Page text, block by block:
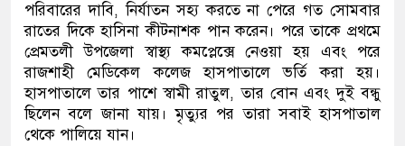
পরিবারের দাবি, নির্যাতন সহ্য করতে না পেরে গত সোমবার
রাতের দিকে হাসিনা কীটনাশক পান করেন। পরে তাকে প্রথমে
প্রেমতলী উপজেলা স্বাস্থ্য কমপ্লেক্সে নেওয়া হয় এবং পরে
রাজশাহী মেডিকেল কলেজ হাসপাতালে ভর্তি করা হয়।
হাসপাতালে তার পাশে স্বামী রাতুল, তার বোন এবং দুই বন্ধু
ছিলেন বলে জানা যায়। মৃত্যুর পর তারা সবাই হাসপাতাল
থেকে পালিয়ে যান।